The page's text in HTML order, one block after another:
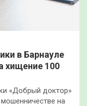
в Барнауле
хищение 100
«Добрый доктор»
на